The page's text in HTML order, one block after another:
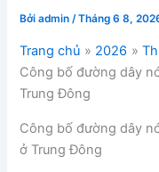
Bởiadmin/Tháng 6 8,
Trang chủ 2026
Công bố đường dây
Trung Đông
Công bố đường dây
ở Trung Đông